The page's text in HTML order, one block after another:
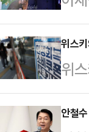
었
전
단
다
행
'개
의
은
다.
(故)
위스
위
처
복
안철